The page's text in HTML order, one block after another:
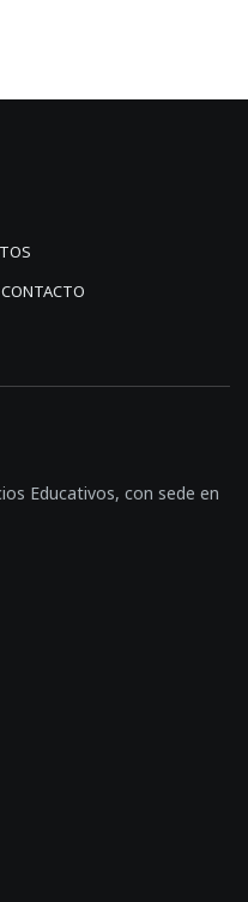
CONTACTO
Educativos, con sede en